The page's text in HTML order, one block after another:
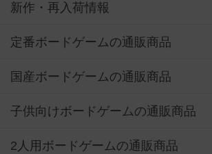
新作・再入荷情報
定番ボードゲームの通販商品
国産ボードゲームの通販商品
子供向けボードゲームの通販商品
2人用ボードゲームの通販商品